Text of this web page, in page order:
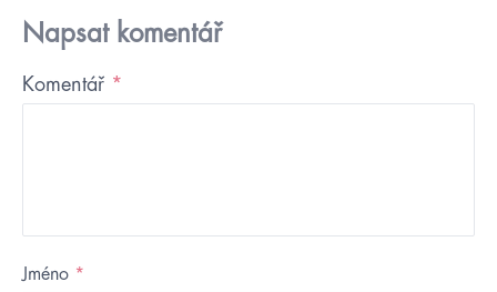
Napsat komentář
Komentář *
Jméno *